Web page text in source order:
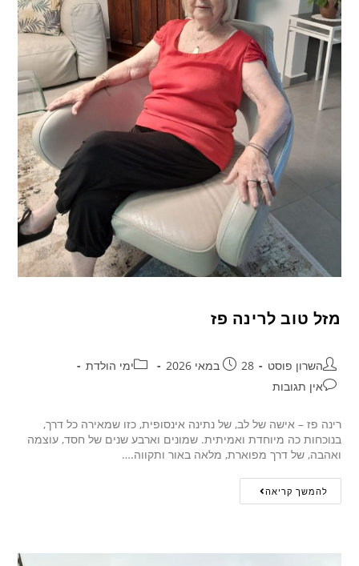
מזל טוב לרינה פז
השרון פוסט 28 במאי 2026
ימי הולדת
אין תגובות
רינה פז – אישה של לב, של נתינה אינסופית, כזו שמאירה כל דרך,
בנוכחות כה מיוחדת ואמיתית. שמונים וארבע שנים של חסד, עוצמה
ואהבה, של דרך מפוארת, מלאה באור ותקווה.…
להמשך קריאה